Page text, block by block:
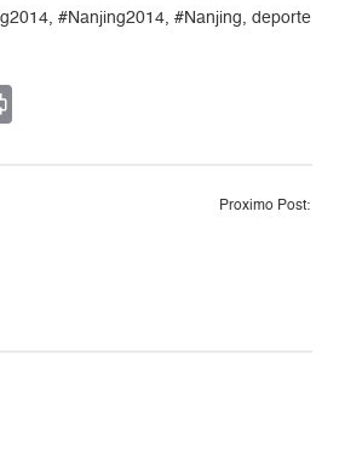
#Nanjing2014, #Nanjing, deporte
Proximo Post: